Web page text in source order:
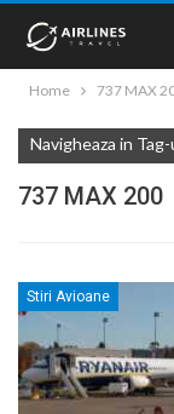
Home 737 MAX
Navigheaza in
737 MAX 200
Stiri Avioane